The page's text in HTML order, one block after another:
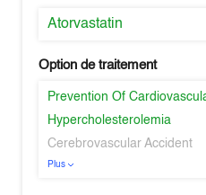
Atorvastatin
Option de traitement
Prevention Of
Hypercholesterolemia
Cerebrovascular Accident
Plus